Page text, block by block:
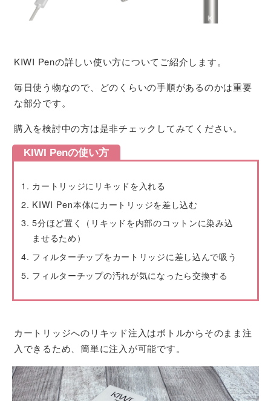
KIWI Penの詳しい使い方についてご紹介します。
毎日使う物なので、どのくらいの手順があるのかは重要
な部分です。
購入を検討中の方は是非チェックしてみてください。
KIWI Penの使い方
カートリッジにリキッドを入れる
KIWI Pen本体にカートリッジを差し込む
5分ほど置く（リキッドを内部のコットンに染み込
ませるため）
フィルターチップをカートリッジに差し込んで吸う
フィルターチップの汚れが気になったら交換する
カートリッジへのリキッド注入はボトルからそのまま注
入できるため、簡単に注入が可能です。